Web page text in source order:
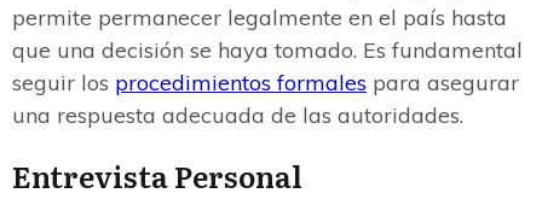
permite permanecer legalmente en el país hasta
que una decisión se haya tomado. Es fundamental
seguir los procedimientos formales para asegurar
una respuesta adecuada de las autoridades.
Entrevista Personal